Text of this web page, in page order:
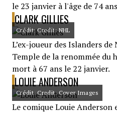
le 23 janvier à l'âge de 74
CLARK GILLIES
Crédit: Credit: NHL
L’ex-joueur des Islanders
Temple de la renommée du
mort à 67 ans le 22 janvier.
LOUIE ANDERSON
Crédit: Credit: Cover Images
Le comique Louie Anderson